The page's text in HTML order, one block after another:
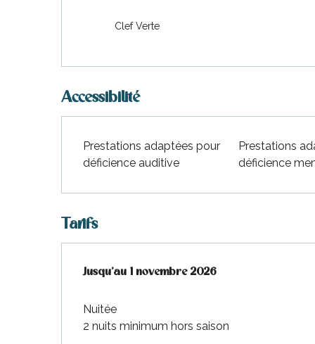
Clef Verte
Accessibilité
Prestations adaptées pour
déficience auditive
Prestations
déficience
Tarifs
Du3 avril 2026au1 novembre 2026
Jusqu'au 1 novembre 2026
Nuitée
2 nuits minimum hors saison